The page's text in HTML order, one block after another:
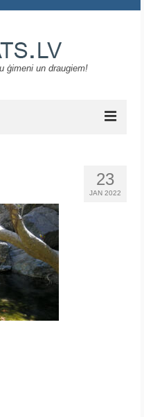
ģimeni un draugiem!
23
JAN 2022